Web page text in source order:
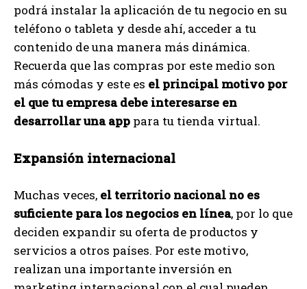
podrá instalar la aplicación de tu negocio en su
teléfono o tableta y desde ahí, acceder a tu
contenido de una manera más dinámica.
Recuerda que las compras por este medio son
más cómodas y este es el principal motivo por
el que tu empresa debe interesarse en
desarrollar una app para tu tienda virtual.
Expansión internacional
Muchas veces, el territorio nacional no es
suficiente para los negocios en línea, por lo que
deciden expandir su oferta de productos y
servicios a otros países. Por este motivo,
realizan una importante inversión en